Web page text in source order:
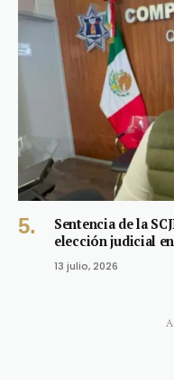
Sentencia de la
elección judicial
13 julio, 2026